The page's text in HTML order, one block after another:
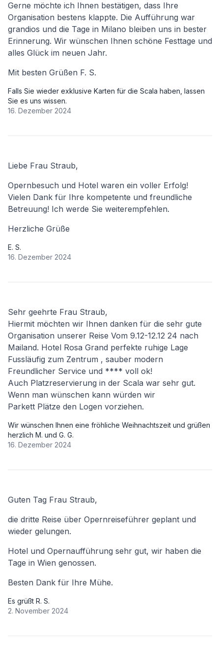
Gerne möchte ich Ihnen bestätigen, dass Ihre
Organisation bestens klappte. Die Aufführung war
grandios und die Tage in Milano bleiben uns in bester
Erinnerung. Wir wünschen Ihnen schöne Festtage und
alles Glück im neuen Jahr.
Mit besten Grüßen F. S.
Falls Sie wieder exklusive Karten für die Scala haben, lassen
Sie es uns wissen.
16. Dezember 2024
Liebe Frau Straub,
Opernbesuch und Hotel waren ein voller Erfolg!
Vielen Dank für Ihre kompetente und freundliche
Betreuung! Ich werde Sie weiterempfehlen.
Herzliche Grüße
E. S.
16. Dezember 2024
Sehr geehrte Frau Straub,
Hiermit möchten wir Ihnen danken für die sehr gute
Organisation unserer Reise Vom 9.12-12.12 24 nach
Mailand. Hotel Rosa Grand perfekte ruhige Lage
Fussläufig zum Zentrum , sauber modern
Freundlicher Service und **** voll ok!
Auch Platzreservierung in der Scala war sehr gut.
Wenn man wünschen kann würden wir
Parkett Plätze den Logen vorziehen.
Wir wünschen Ihnen eine fröhliche Weihnachtszeit und grüßen
herzlich M. und G. G.
16. Dezember 2024
Guten Tag Frau Straub,
die dritte Reise über Opernreiseführer geplant und
wieder gelungen.
Hotel und Opernaufführung sehr gut, wir haben die
Tage in Wien genossen.
Besten Dank für Ihre Mühe.
Es grüßt R. S.
2. November 2024